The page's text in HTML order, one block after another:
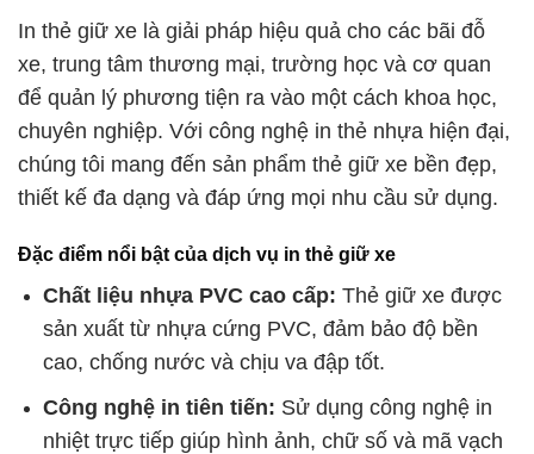
In thẻ giữ xe là giải pháp hiệu quả cho các bãi đỗ
xe, trung tâm thương mại, trường học và cơ quan
để quản lý phương tiện ra vào một cách khoa học,
chuyên nghiệp. Với công nghệ in thẻ nhựa hiện đại,
chúng tôi mang đến sản phẩm thẻ giữ xe bền đẹp,
thiết kế đa dạng và đáp ứng mọi nhu cầu sử dụng.
Đặc điểm nổi bật của dịch vụ in thẻ giữ xe
Chất liệu nhựa PVC cao cấp: Thẻ giữ xe được
sản xuất từ nhựa cứng PVC, đảm bảo độ bền
cao, chống nước và chịu va đập tốt.
Công nghệ in tiên tiến: Sử dụng công nghệ in
nhiệt trực tiếp giúp hình ảnh, chữ số và mã vạch